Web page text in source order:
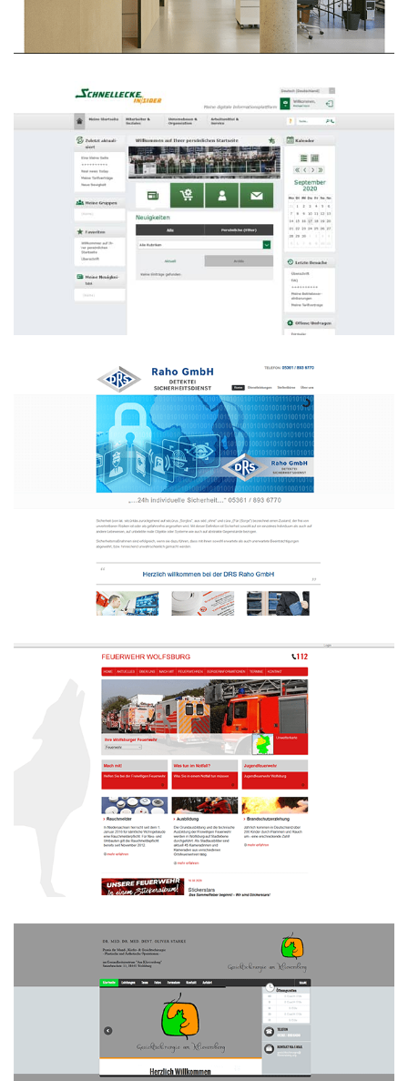
Schnellecke Group AG & Co. KG
Intranet
WEBDESIGN INTRANET
Sicherheitsdienst DRS Raho GmbH
Feuerwehr Wolfsburg
WEBDESIGN